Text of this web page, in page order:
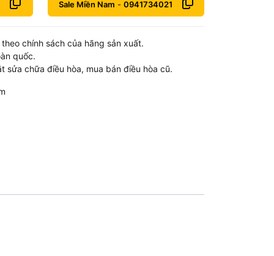
Sale Miền Nam -0941734021
chính sách của hãng sản xuất.
quốc.
sửa chữa điều hòa, mua bán điều hòa cũ.